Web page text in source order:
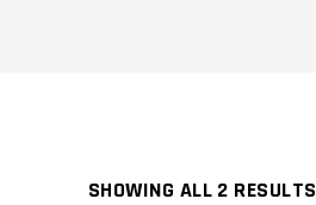
SHOWING ALL 2 RESULTS